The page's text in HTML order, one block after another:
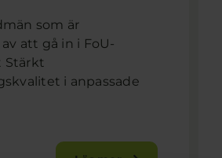
som är
att gå in i FoU-
Stärkt
i anpassade